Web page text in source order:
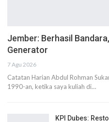
Jember: Berhasil
Generator
7 Agu 2026
Catatan Harian Abdul Rohman
1990-an, ketika saya kuliah di…
KPI Dubes: